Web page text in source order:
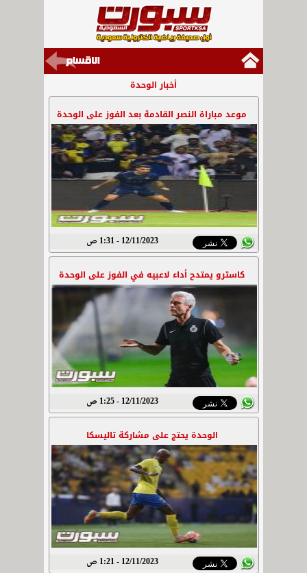
أخبار الوحدة
موعد مباراة النصر القادمة بعد الفوز على الوحدة
12/11/2023 - 1:31 ص
كاسترو يمتدح أداء لاعبيه في الفوز على الوحدة
12/11/2023 - 1:25 ص
الوحدة يحتج على مشاركة تاليسكا
12/11/2023 - 1:21 ص